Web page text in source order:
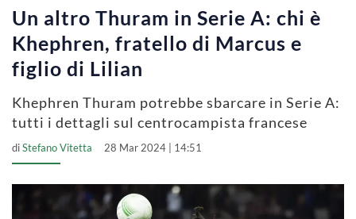
Un altro Thuram in Serie A: chi è
Khephren, fratello di Marcus e
figlio di Lilian
Khephren Thuram potrebbe sbarcare in Serie A:
tutti i dettagli sul centrocampista francese
diStefano Vitetta 28 Mar 2024 | 14:51